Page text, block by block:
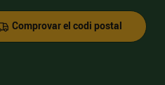
Comprovar el codi postal